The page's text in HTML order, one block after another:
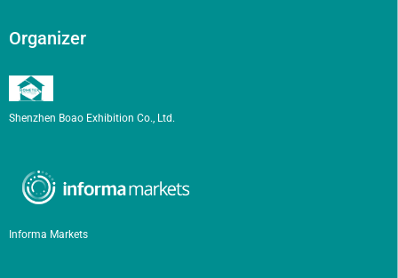
Organizer
Shenzhen Boao Exhibition Co., Ltd.
Informa Markets